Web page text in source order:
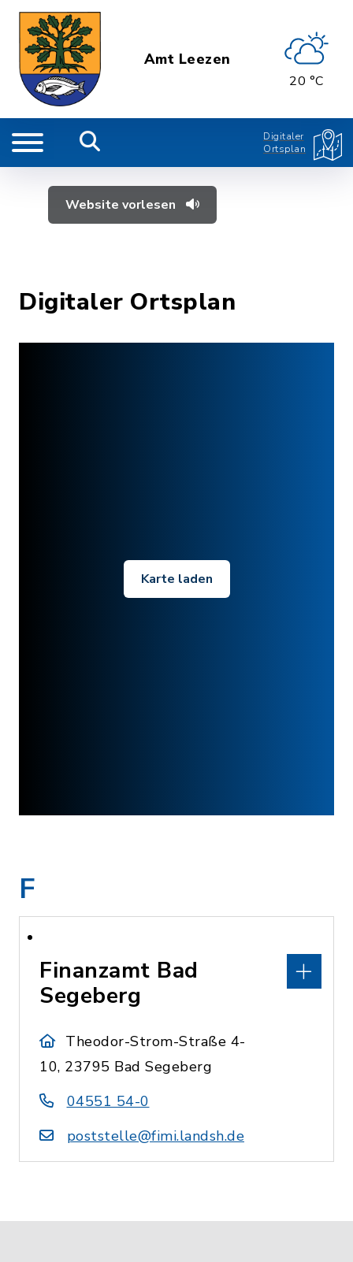
Amt Leezen
20 °C
Digitaler
Ortsplan
Website vorlesen
Digitaler Ortsplan
Karte laden
F
Finanzamt Bad
Segeberg
Theodor-Strom-Straße 4-
10, 23795 Bad Segeberg
04551 54-0
poststelle@fimi.landsh.de